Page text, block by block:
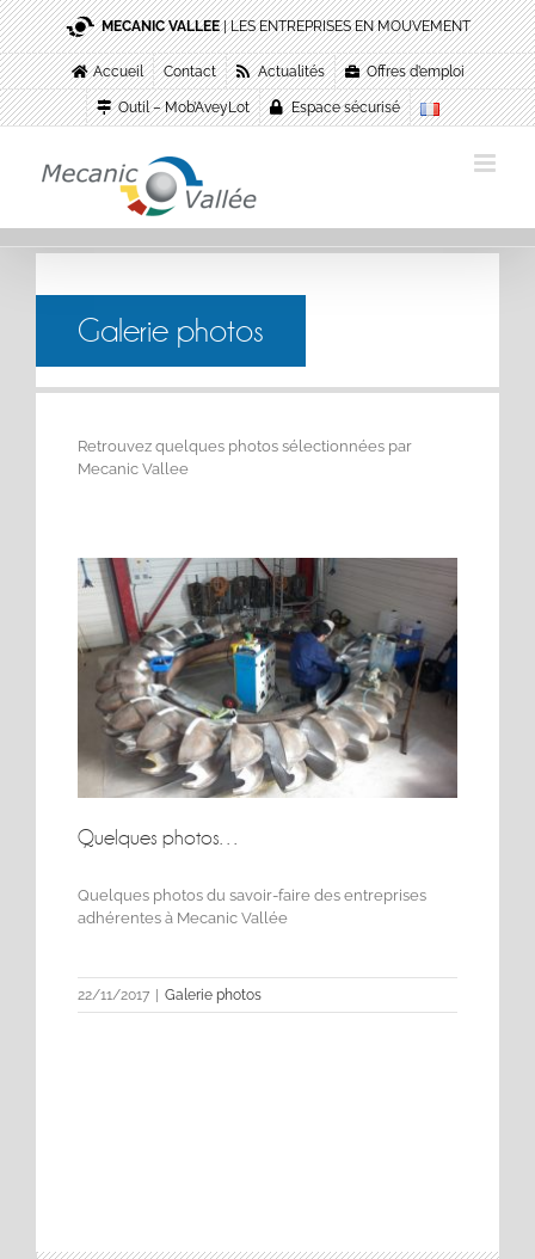
Passer
au
contenu
MECANIC VALLEE| LES ENTREPRISES EN MOUVEMENT
Accueil Contact Actualités Offres d’emploi
Outil – Mob’AveyLot Espace sécurisé
Galerie photos
Retrouvez quelques photos sélectionnées par
Mecanic Vallee
Quelques photos…
Quelques photos…
Quelques photos du savoir-faire des entreprises
adhérentes à Mecanic Vallée
22/11/2017 Galerie photos